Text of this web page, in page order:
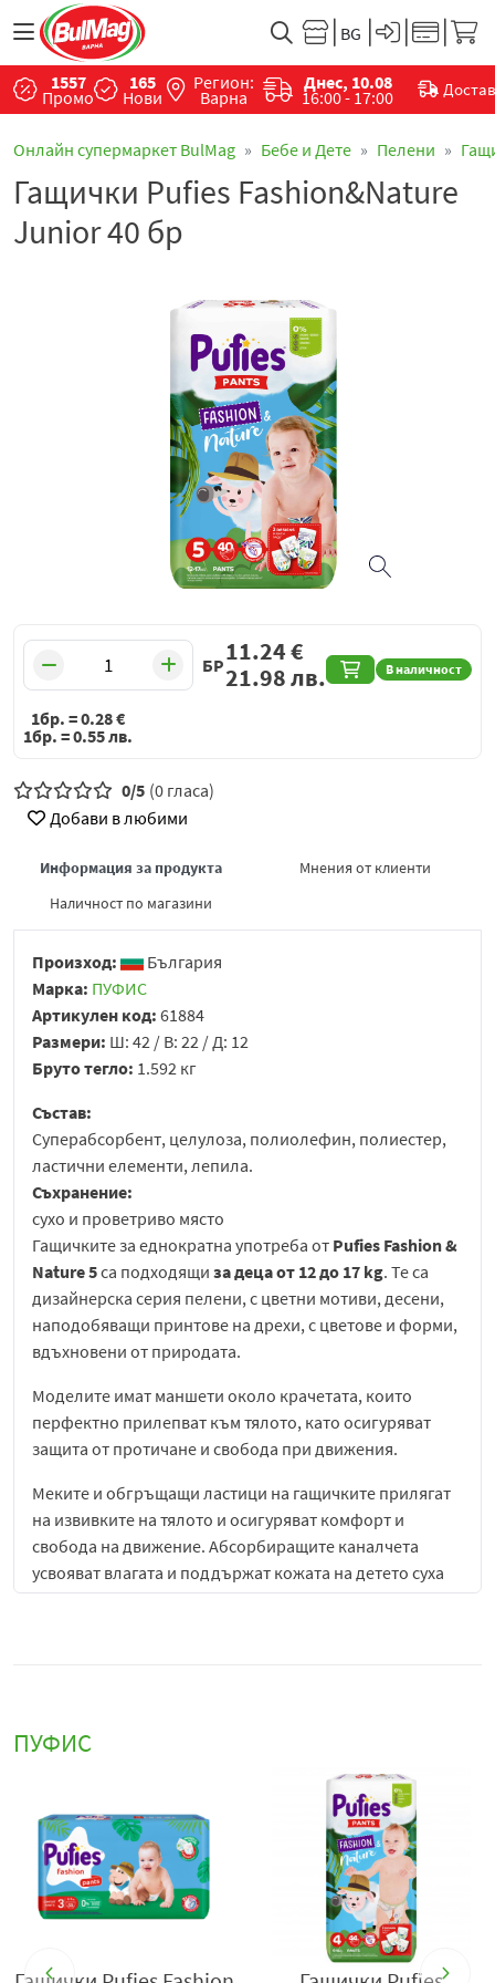
1557
Промо
165
Нови
Регион:
Варна
Днес, 10.08
16:00 - 17:00
Онлайн супермаркет BulMag Бебе и Дете Пелени
Гащички Pufies Fashion&Nature
Junior 40 бр
БР В наличност
11.24€
21.98лв.
1бр. =0.28€
1бр. =0.55лв.
0/5 (0 гласа)
Добави в любими
Информация за продукта
Мнения от клиенти
Наличност по магазини
Произход:
България
Марка: ПУФИС
Артикулен код: 61884
Размери: Ш: 42 / В: 22 / Д: 12
Бруто тегло: 1.592 кг
Състав:
Суперабсорбент, целулоза, полиолефин, полиестер,
ластични елементи, лепила.
Съхранение:
сухо и проветриво място
Гащичките за еднократна употреба от Pufies Fashion &
Nature 5са подходящи за деца от 12 до 17 kg. Те са
дизайнерска серия пелени, с цветни мотиви, десени,
наподобяващи принтове на дрехи, с цветове и форми,
вдъхновени от природата.
Моделите имат маншети около крачетата, които
перфектно прилепват към тялото, като осигуряват
защита от протичане и свобода при движения.
Меките и обгръщащи ластици на гащичките прилягат
на извивките на тялото и осигуряват комфорт и
свобода на движение. Абсорбиращите каналчета
усвояват влагата и поддържат кожата на детето суха
за дълго, а двойните бариери осигуряват до 99%
промишлена зона, Шумен
ПУФИС